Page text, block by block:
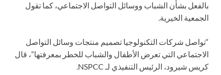
بالفعل بشأن الشباب ووسائل التواصل الاجتماعي، كما تقول
الجمعية الخيرية.
“تواصل شركات التكنولوجيا تصميم منتجات وسائل التواصل
الاجتماعي التي تعرض الأطفال والشباب للخطر بمعرفتها”، قال
كريس شيرود، الرئيس التنفيذي لـ NSPCC.